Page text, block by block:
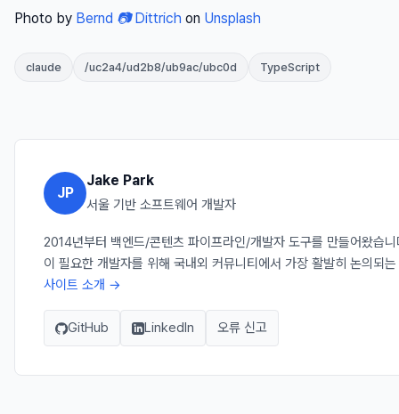
Photo by Bernd 📷 Dittrich on Unsplash
claude /uc2a4/ud2b8/ub9ac/ubc0d TypeScript
JP
Jake Park
서울 기반 소프트웨어 개발자
2014년부터 백엔드/콘텐츠 파이프라인/개발자 도구를 만들어왔습
이 필요한 개발자를 위해 국내외 커뮤니티에서 가장 활발히 논의되
사이트 소개 →
GitHub LinkedIn 오류 신고